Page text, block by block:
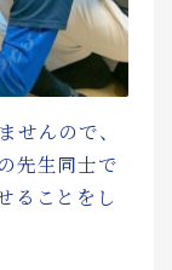
せんので、
先生同士で
ることをし